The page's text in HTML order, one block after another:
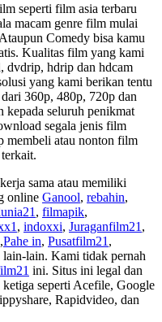
seperti film asia terbaru
macam genre film mulai
Comedy bisa kamu
Kualitas film yang kami
dvdrip, hdrip dan hdcam
yang kami berikan tentu
360p, 480p, 720p dan
kepada seluruh penikmat
segala jenis film
membeli atau nonton film
sama atau memiliki
online Ganool, rebahin,
, filmapik,
, indoxxi, Juraganfilm21 ,
,Pahe in, Pusatfilm21 ,
lain-lain. Kami tidak pernah
ini. Situs ini legal dan
seperti Acefile, Google
Rapidvideo, dan